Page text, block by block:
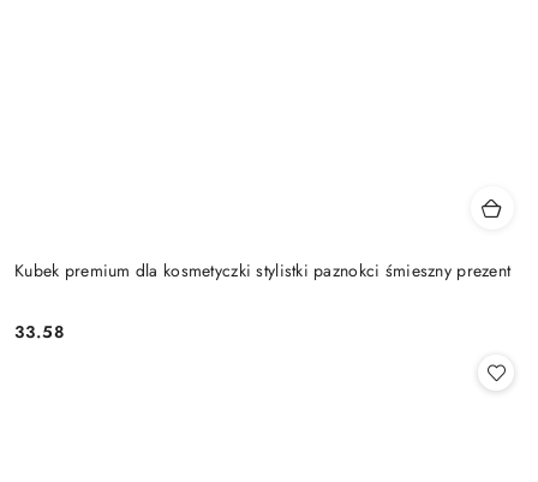
Kubek premium dla kosmetyczki stylistki paznokci śmieszny prezent
Cena:
33.58